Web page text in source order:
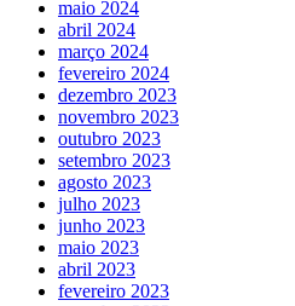
maio 2024
abril 2024
março 2024
fevereiro 2024
dezembro 2023
novembro 2023
outubro 2023
setembro 2023
agosto 2023
julho 2023
junho 2023
maio 2023
abril 2023
fevereiro 2023